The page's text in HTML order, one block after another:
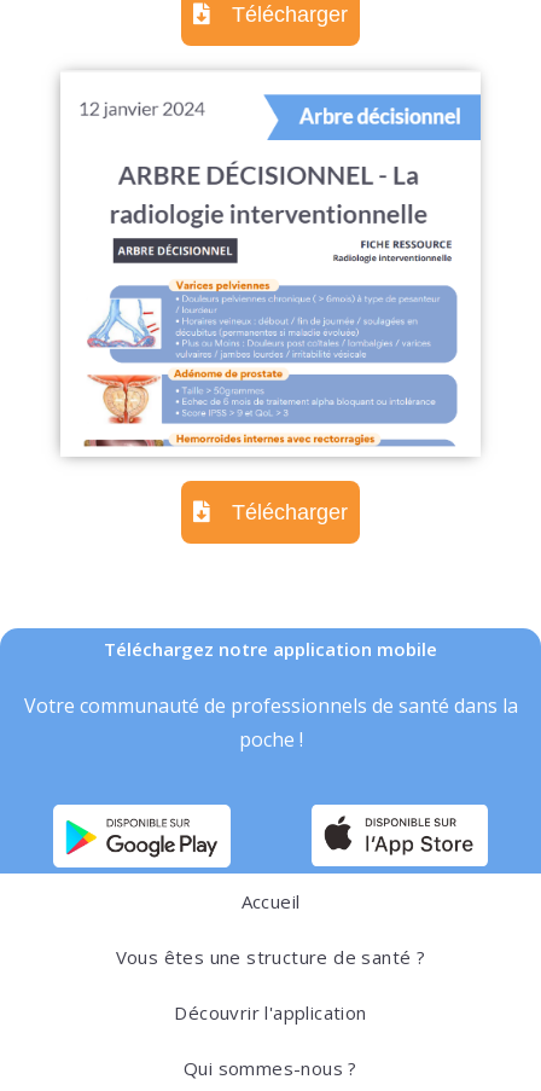
Télécharger
Télécharger
Téléchargez notre application mobile
Votre communauté de professionnels de santé dans la
poche !
Accueil
Vous êtes une structure de santé ?
Découvrir l'application
Qui sommes-nous ?